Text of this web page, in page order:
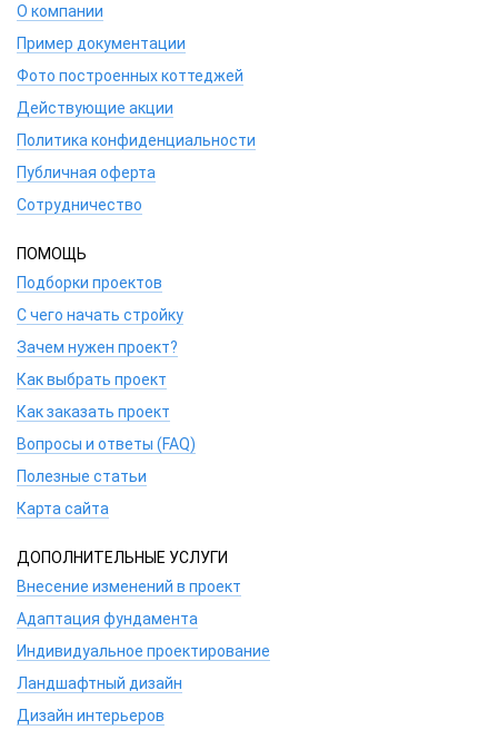
О компании
Пример документации
Фото построенных коттеджей
Действующие акции
Политика конфиденциальности
Публичная оферта
Сотрудничество
ПОМОЩЬ
Подборки проектов
С чего начать стройку
Зачем нужен проект?
Как выбрать проект
Как заказать проект
Вопросы и ответы (FAQ)
Полезные статьи
Карта сайта
ДОПОЛНИТЕЛЬНЫЕ УСЛУГИ
Внесение изменений в проект
Адаптация фундамента
Индивидуальное проектирование
Ландшафтный дизайн
Дизайн интерьеров